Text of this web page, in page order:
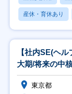
産休・育休あり
【社内SE(ヘ
大期/将来の中
東京都